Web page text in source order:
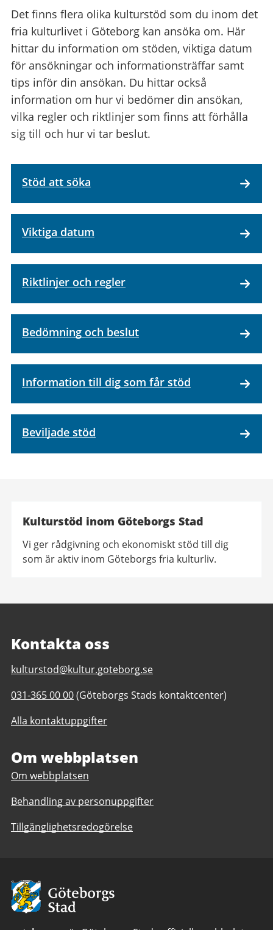
Det finns flera olika kulturstöd som du inom det
fria kulturlivet i Göteborg kan ansöka om. Här
hittar du information om stöden, viktiga datum
för ansökningar och informationsträffar samt
tips inför din ansökan. Du hittar också
information om hur vi bedömer din ansökan,
vilka regler och riktlinjer som finns att förhålla
sig till och hur vi tar beslut.
Stöd att söka
Viktiga datum
Riktlinjer och regler
Bedömning och beslut
Information till dig som får stöd
Beviljade stöd
Kulturstöd inom Göteborgs Stad
Vi ger rådgivning och ekonomiskt stöd till dig
som är aktiv inom Göteborgs fria kulturliv.
Kontakta oss
E-
till
Kulturstöd
kulturstod@kultur.goteborg.se
Telefonnummer
Kulturstöd
031-365 00 00(Göteborgs Stads kontaktcenter)
Alla kontaktuppgifter
Om webbplatsen
Om webbplatsen
Behandling av personuppgifter
Tillgänglighetsredogörelse
Avsändare:
Göteborgs
Stad